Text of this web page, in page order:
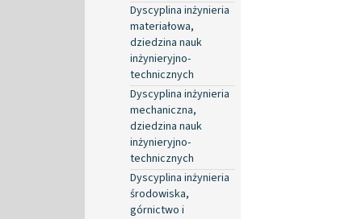
Dyscyplina inżynieria
materiałowa,
dziedzina nauk
inżynieryjno-
technicznych
Dyscyplina inżynieria
mechaniczna,
dziedzina nauk
inżynieryjno-
technicznych
Dyscyplina inżynieria
środowiska,
górnictwo i